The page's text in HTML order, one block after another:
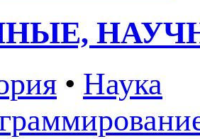
• Наука